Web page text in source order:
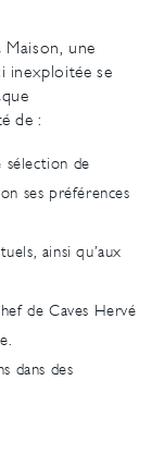
Maison, une
inexploitée se
de :
sélection de
ses préférences
ainsi qu’aux
de Caves Hervé
dans des